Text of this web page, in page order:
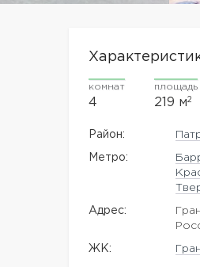
комнат
4
площадь
219 м2
Район:
Метро:
Адрес:
ЖK: